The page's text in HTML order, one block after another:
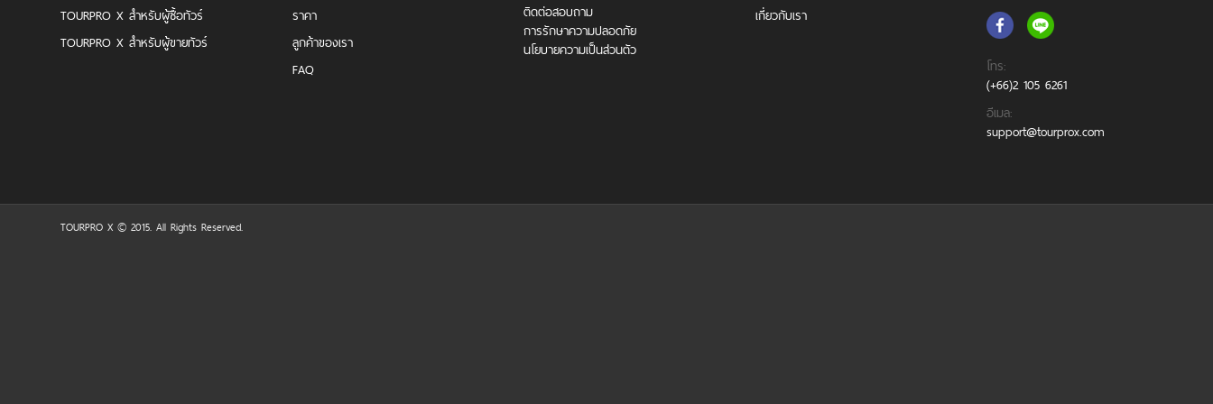
TOURPRO X สำหรับผู้ซื้อทัวร์
TOURPRO X สำหรับผู้ขายทัวร์
ราคา
ลูกค้าของเรา
FAQ
ติดต่อสอบถาม
การรักษาความปลอดภัย
นโยบายความเป็นส่วนตัว
เกี่ยวกับเรา
โทร:
(+66)2 105 6261
อีเมล:
support@tourprox.com
TOURPRO X © 2015. All Rights Reserved.